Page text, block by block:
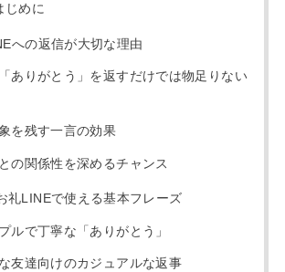
じめに
への返信が大切な理由
ありがとう」を返すだけでは物足りない
を残す一言の効果
の関係性を深めるチャンス
礼LINEで使える基本フレーズ
ルで丁寧な「ありがとう」
友達向けのカジュアルな返事